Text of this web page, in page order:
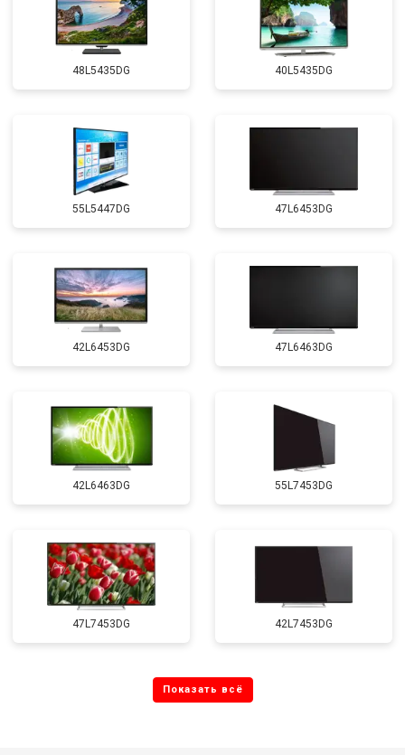
48L5435DG 40L5435DG
55L5447DG 47L6453DG
42L6453DG 47L6463DG
42L6463DG 55L7453DG
47L7453DG 42L7453DG